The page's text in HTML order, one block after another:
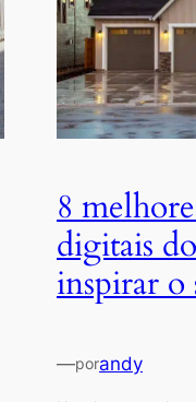
8
digitais
inspirar o
—porandy